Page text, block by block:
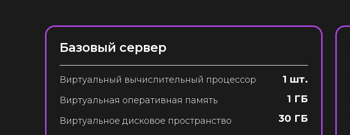
1 шт.
1 ГБ
30 ГБ
Базовый сервер
Виртуальный вычислительный процессор
Виртуальная оперативная память
Виртуальное дисковое пространство